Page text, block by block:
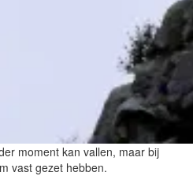
moment kan vallen, maar bij
vast gezet hebben.